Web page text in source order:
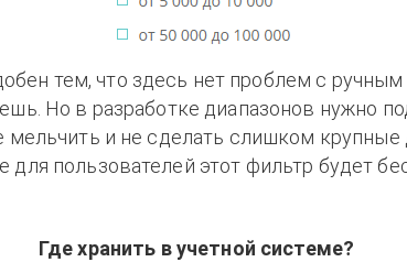
тем, что здесь нет проблем с
Но в разработке диапазонов нужно
мельчить и не сделать слишком крупные
для пользователей этот фильтр будет
Где хранить в учетной системе?